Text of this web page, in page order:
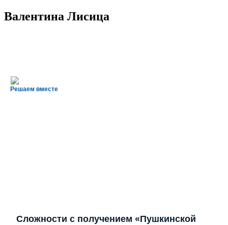
Валентина Лисица
Решаем вместе
Сложности с получением «Пушкинской